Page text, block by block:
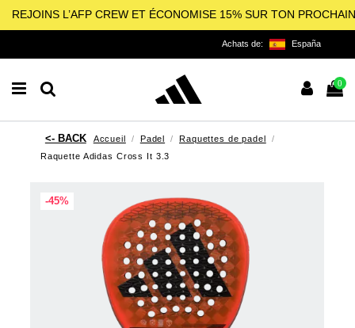
REJOINS L’AFP CREW ET ÉCONOMISE 15% SUR TON
Achats de: España
0
Accueil Padel
Raquettes de padel
Raquette Adidas Cross It 3.3
-45%